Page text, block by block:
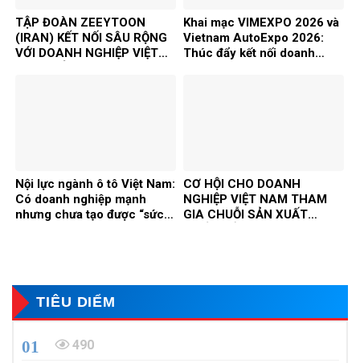
TẬP ĐOÀN ZEEYTOON
(IRAN) KẾT NỐI SÂU RỘNG
VỚI DOANH NGHIỆP VIỆT
Khai mạc VIMEXPO 2026 và
Vietnam AutoExpo 2026:
Thúc đẩy kết nối doanh
Nội lực ngành ô tô Việt Nam:
Có doanh nghiệp mạnh
nhưng chưa tạo được “sức
CƠ HỘI CHO DOANH
NGHIỆP VIỆT NAM THAM
GIA CHUỖI SẢN XUẤT
TIÊU DIỂM
490